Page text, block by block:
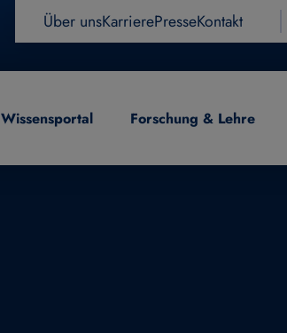
Über unsKarrierePresseKontakt
Wissensportal Forschung & Lehre